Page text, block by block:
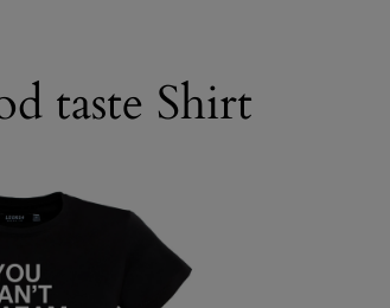
taste Shirt